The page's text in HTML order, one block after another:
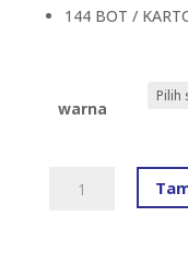
144 BOT /
warna